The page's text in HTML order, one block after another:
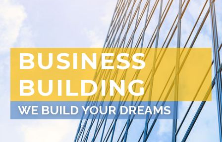
BUSINESS
BUILDING
WE BUILD YOUR DREAMS